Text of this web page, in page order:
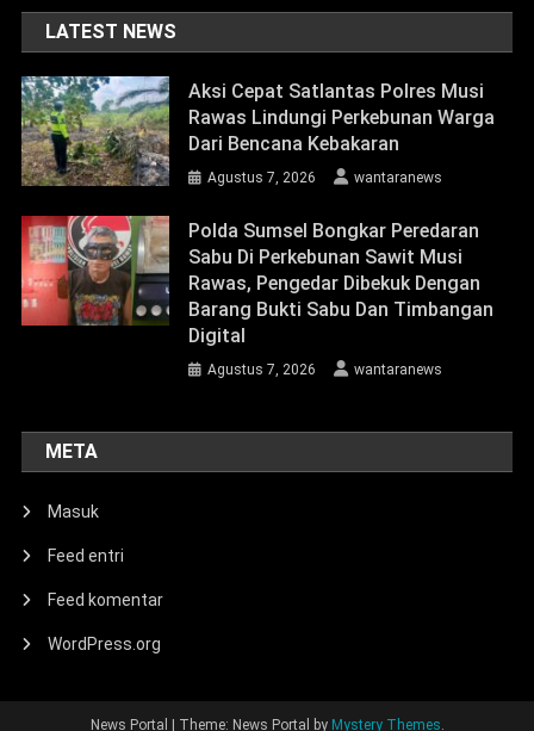
LATEST NEWS
Aksi Cepat Satlantas Polres Musi
Rawas Lindungi Perkebunan Warga
Dari Bencana Kebakaran
Agustus 7, 2026 wantaranews
Polda Sumsel Bongkar Peredaran
Sabu Di Perkebunan Sawit Musi
Rawas, Pengedar Dibekuk Dengan
Barang Bukti Sabu Dan Timbangan
Digital
Agustus 7, 2026 wantaranews
META
Masuk
Feed entri
Feed komentar
WordPress.org
News Portal | Theme: News Portal by Mystery Themes